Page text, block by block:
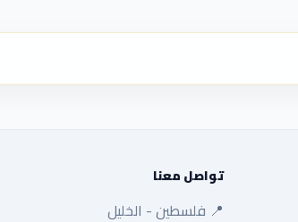
تواصل معنا
📍 فلسطين - الخليل